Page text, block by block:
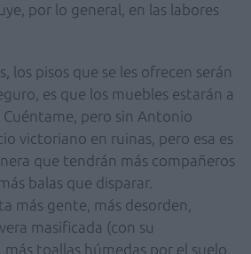
por lo general, en las labores
los pisos que se les ofrecen serán
es que los muebles estarán a
pero sin Antonio
victoriano en ruinas, pero esa es
que tendrán más compañeros
balas que disparar.
más gente, más desorden,
masificada (con su
toallas húmedas por el suelo